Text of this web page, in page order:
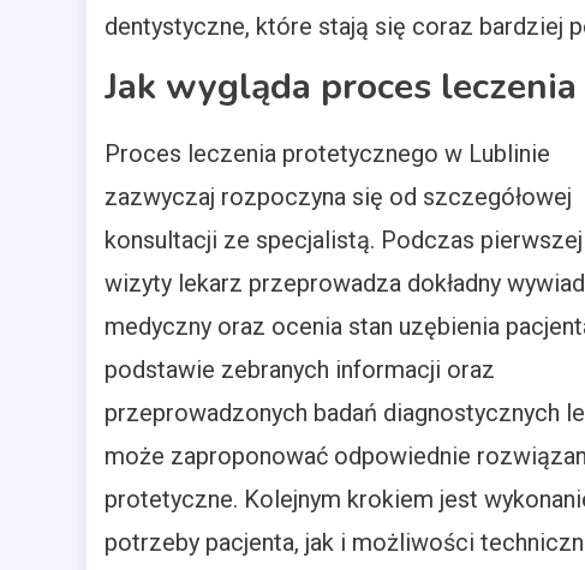
dentystyczne, które stają się coraz bardziej
Jak wygląda proces
Proces leczenia protetycznego w Lublinie
zazwyczaj rozpoczyna się od szczegółowej
konsultacji ze specjalistą. Podczas pierwszej
wizyty lekarz przeprowadza dokładny wywiad
medyczny oraz ocenia stan uzębienia
podstawie zebranych informacji oraz
przeprowadzonych badań diagnostycznych
może zaproponować odpowiednie
protetyczne. Kolejnym krokiem jest
potrzeby pacjenta, jak i możliwości